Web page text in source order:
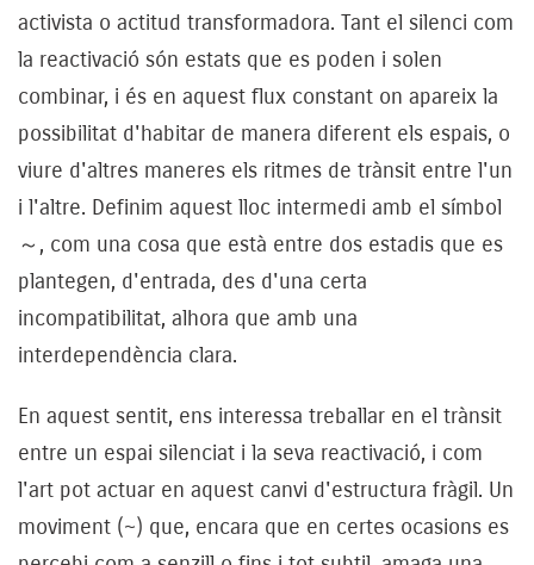
activista o actitud transformadora. Tant el silenci com
la reactivació són estats que es poden i solen
combinar, i és en aquest flux constant on apareix la
possibilitat d'habitar de manera diferent els espais, o
viure d'altres maneres els ritmes de trànsit entre l'un
i l'altre. Definim aquest lloc intermedi amb el símbol
～, com una cosa que està entre dos estadis que es
plantegen, d'entrada, des d'una certa
incompatibilitat, alhora que amb una
interdependència clara.
En aquest sentit, ens interessa treballar en el trànsit
entre un espai silenciat i la seva reactivació, i com
l'art pot actuar en aquest canvi d'estructura fràgil. Un
moviment (~) que, encara que en certes ocasions es